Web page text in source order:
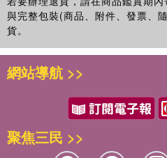
時，母親仍會警告她：如果你抱
美國總統杜魯門的名言：進廚房
不要迴避，不要抱怨，成為高市
隨後的學習中，她又深刻理會和
於日本的名著《菊與劍》中總結
「常識常理」。遵循這四字文化
她考取了名牌私立「慶應大學」
迫放棄，父母想讓她給弟弟留些
戶大學，因學費便宜。那份惱怒
和理念。尤其是她因爲沒有錢而
事，成為她後來競選中的一張「
郎、河野太郎等官二代、富二代
她進軍首相官邸的特殊「入場卷
第一節 被拒入名校的「正向後遺
因為沒錢沒勢，又是女孩子，高
人頭地，唯一的途徑是考入名牌
學。日本兩所頂尖的私立大學，
與完整包裝(商品、附件、發票、
貨。
網站導航 >>
聚焦三民 >>